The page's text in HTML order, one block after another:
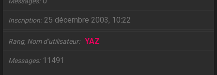
Inscription 25 décembre 2003, 10:22
Rang, Nom d’utilisateur YAZ
Messages 11491